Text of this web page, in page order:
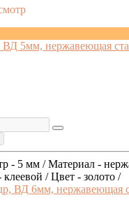
5мм, нержавеющая
- 5 мм / Материал -
/ Цвет - золото /